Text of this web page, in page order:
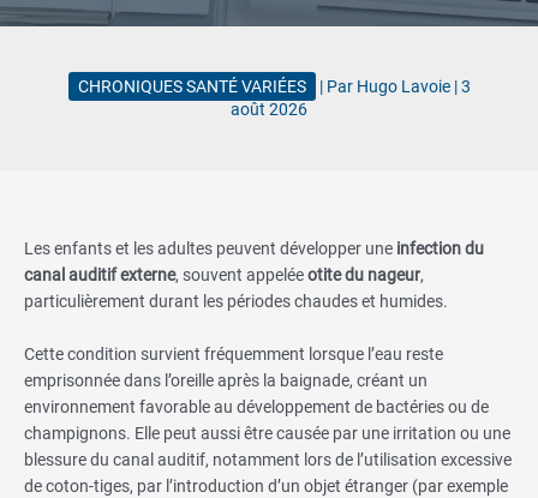
CHRONIQUES SANTÉ VARIÉES | Par Hugo Lavoie |3
août 2026
Les enfants et les adultes peuvent développer une infection du
canal auditif externe, souvent appeléeotite du nageur,
particulièrement durant les périodes chaudes et humides.
Cette condition survient fréquemment lorsque l’eau reste
emprisonnée dans l’oreille après la baignade, créant un
environnement favorable au développement de bactéries ou de
champignons. Elle peut aussi être causée par une irritation ou une
blessure du canal auditif, notamment lors de l’utilisation excessive
de coton-tiges, par l’introduction d’un objet étranger (par exemple